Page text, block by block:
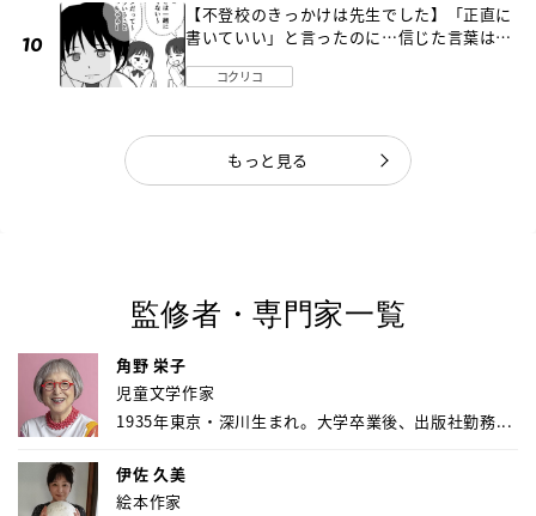
【不登校のきっかけは先生でした】「正直に
書いていい」と言ったのに…信じた言葉は噓
コクリコ
もっと見る
監修者・専門家一覧
角野 栄子
児童文学作家
1935年東京・深川生まれ。大学卒業後、出版社勤務...
伊佐 久美
絵本作家